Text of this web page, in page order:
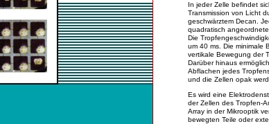
In jeder Zelle befindet
Transmission von Licht
geschwärztem Decan.
quadratisch
Die
um 40 ms. Die minimale
vertikale Bewegung der
Darüber hinaus
Abflachen jedes
und die Zellen opak
Es wird eine
der Zellen des Tropfen-­
Array in der Mikrooptik
bewegten Teile oder